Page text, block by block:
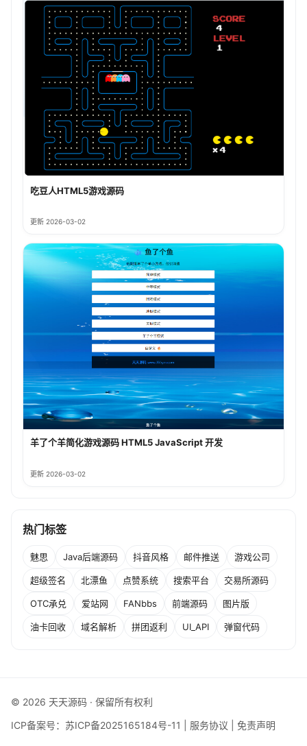
吃豆人HTML5游戏源码
更新 2026-03-02
羊了个羊简化游戏源码 HTML5 JavaScript 开发
更新 2026-03-02
热门标签
魅思 Java后端源码 抖音风格 邮件推送 游戏公司
超级签名 北漂鱼 点赞系统 搜索平台 交易所源码
OTC承兑 爱站网 FANbbs 前端源码 图片版
油卡回收 域名解析 拼团返利 UI_API 弹窗代码
© 2026 天天源码 · 保留所有权利
ICP备案号： 苏ICP备2025165184号-11 服务协议 免责声明